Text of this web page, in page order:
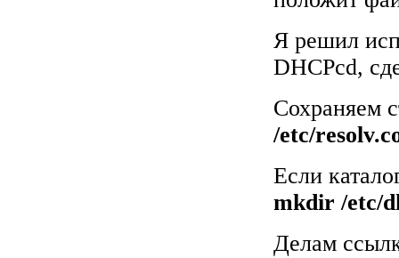
Я решил
DHCPcd,
Сохраняем
/etc/
Если
mkdir /etc/
Делам